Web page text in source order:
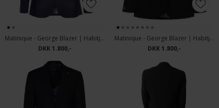
Matinique - George Blazer | Habitjakke Blå
DKK 1.800,-
Matinique - George Blazer | Habitjakke Sort
DKK 1.800,-